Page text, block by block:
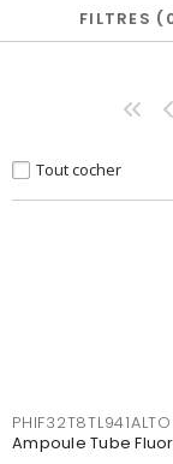
FILTRES
Tout cocher
PHIF32T8TL941ALTO
Ampoule Tube